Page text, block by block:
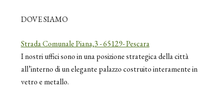
DOVE SIAMO
Strada Comunale Piana,3 - 65129- Pescara
I nostri uffici sono in una posizione strategica della città
all’interno di un elegante palazzo costruito interamente in
vetro e metallo.